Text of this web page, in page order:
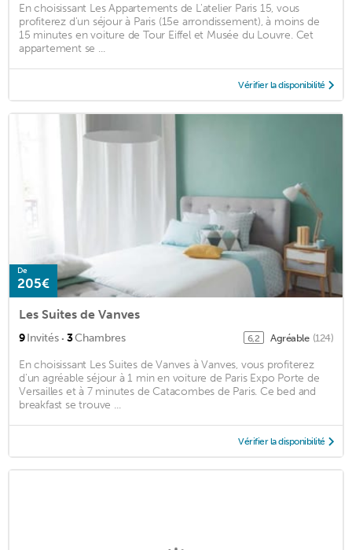
En choisissant Les Appartements de L'atelier Paris 15, vous
profiterez d'un séjour à Paris (15e arrondissement), à moins de
15 minutes en voiture de Tour Eiffel et Musée du Louvre. Cet
appartement se ...
Vérifier la disponibilité
De
205€
Les Suites de Vanves
9Invités · 3Chambres 6,2 Agréable (124)
En choisissant Les Suites de Vanves à Vanves, vous profiterez
d'un agréable séjour à 1 min en voiture de Paris Expo Porte de
Versailles et à 7 minutes de Catacombes de Paris. Ce bed and
breakfast se trouve ...
Vérifier la disponibilité